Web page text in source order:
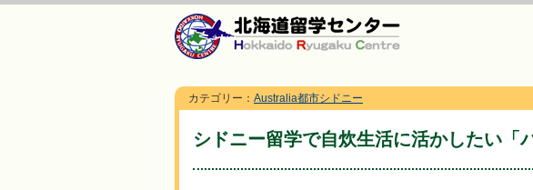
カテゴリー： Australia都市シドニー
シドニー留学で自炊生活に活かしたい「